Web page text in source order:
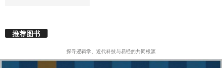
推荐图书
探寻逻辑学、近代科技与易经的共同根源